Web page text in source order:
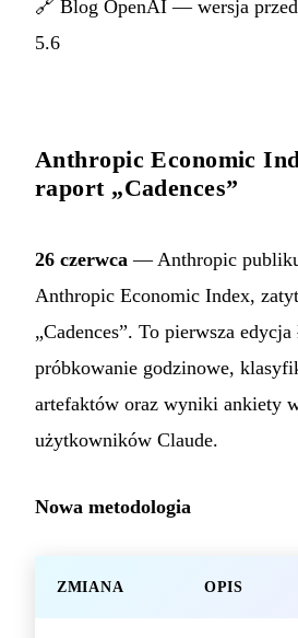
🔗 Blog OpenAI — wersja
5.6
Anthropic Economic
raport „Cadences”
26 czerwca — Anthropic
Anthropic Economic Index,
„Cadences”. To pierwsza edycja
próbkowanie godzinowe,
artefaktów oraz wyniki ankiety
użytkowników Claude.
Nowa metodologia
ZMIANA OPIS